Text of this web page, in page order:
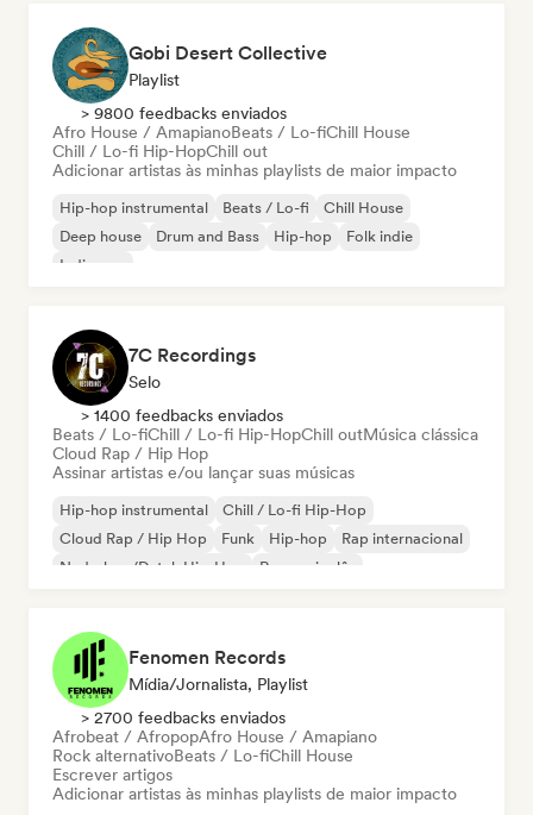
Gobi Desert Collective
Playlist
> 9800 feedbacks enviados
Afro House / AmapianoBeats / Lo-fiChill House
Chill / Lo-fi Hip-HopChill out
Adicionar artistas às minhas playlists de maior impacto
Hip-hop instrumental Beats / Lo-fi
Chill House
Deep house
Drum and Bass Hip-hop
Folk indie
Indie pop
7C Recordings
Selo
> 1400 feedbacks enviados
Beats / Lo-fiChill / Lo-fi Hip-HopChill outMúsica clássica
Cloud Rap / Hip Hop
Assinar artistas e/ou lançar suas músicas
Hip-hop instrumental
Chill / Lo-fi Hip-Hop
Cloud Rap / Hip Hop
Funk Hip-hop
Rap internacional
Nederhop/Dutch Hip-Hop
Rap em inglês
Fenomen Records
Mídia/Jornalista, Playlist
> 2700 feedbacks enviados
Afrobeat / AfropopAfro House / Amapiano
Rock alternativoBeats / Lo-fiChill House
Escrever artigos
Adicionar artistas às minhas playlists de maior impacto